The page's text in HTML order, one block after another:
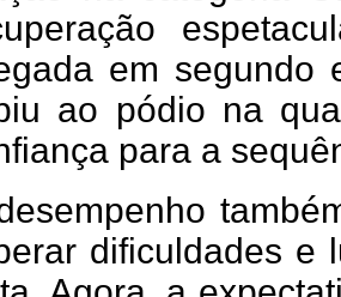
em segundo
ao pódio na
para a
dificuldades e